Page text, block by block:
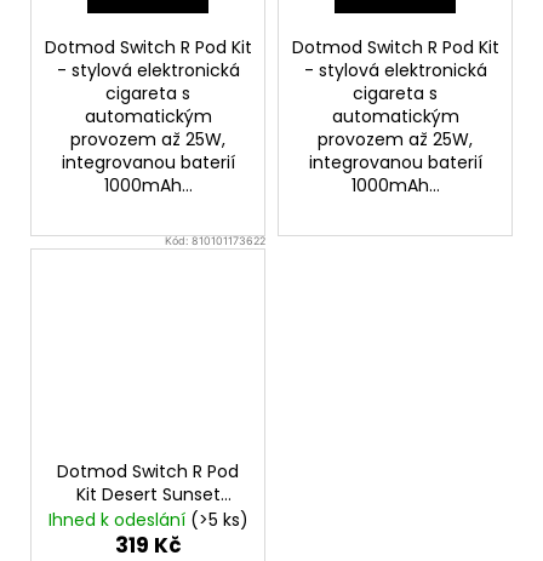
Dotmod Switch R Pod Kit
- stylová elektronická
cigareta s
automatickým
provozem až 25W,
integrovanou baterií
1000mAh...
Dotmod Switch R Pod Kit
- stylová elektronická
cigareta s
automatickým
provozem až 25W,
integrovanou baterií
1000mAh...
Kód: 810101173622
Dotmod Switch R Pod
Kit Desert Sunset
1000mAh
Ihned k odeslání (>5 ks)
319 Kč